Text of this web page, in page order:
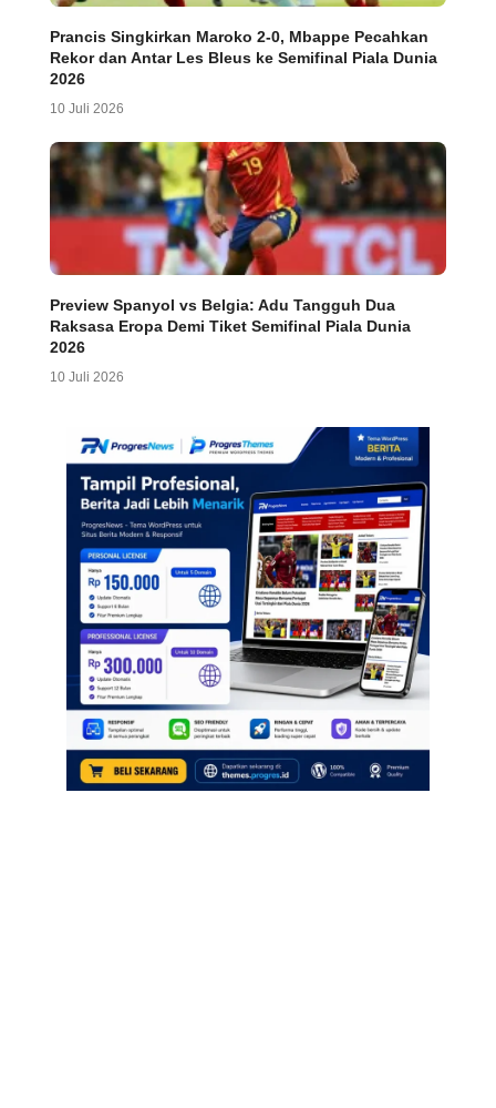
Prancis Singkirkan Maroko 2-0, Mbappe Pecahkan
Rekor dan Antar Les Bleus ke Semifinal Piala Dunia
2026
10 Juli 2026
Preview Spanyol vs Belgia: Adu Tangguh Dua
Raksasa Eropa Demi Tiket Semifinal Piala Dunia
2026
10 Juli 2026